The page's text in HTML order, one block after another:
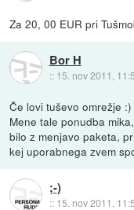
Za 20, 00 EUR pri
Bor H
:: 15. nov 2011,
Če lovi tuševo omrežje :)
Mene tale ponudba
bilo z menjavo paketa,
kej uporabnega zvem
;-)
:: 15. nov 2011,